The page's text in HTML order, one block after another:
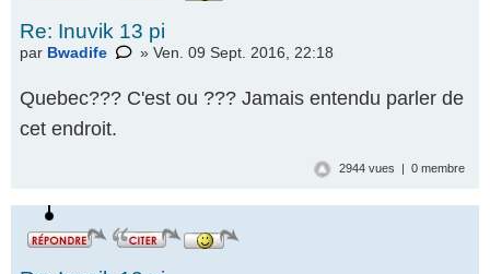
Re: Inuvik 13 pi
par Bwadife » Ven. 09 Sept. 2016, 22:18
Quebec??? C'est ou ??? Jamais entendu parler de
cet endroit.
2944 vues | 0 membre